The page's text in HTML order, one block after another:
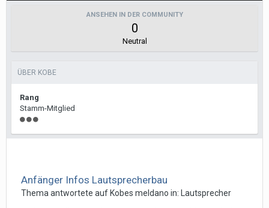
ANSEHEN IN DER COMMUNITY
0
Neutral
ÜBER KOBE
Rang
Stamm-Mitglied
Anfänger Infos Lautsprecherbau
Thema antwortete auf Kobes meldano in: Lautsprecher